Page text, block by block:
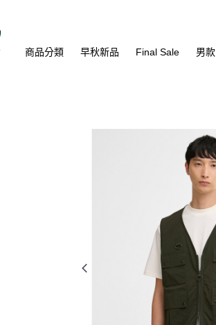
商品分類 早秋新品 Final Sale 男款